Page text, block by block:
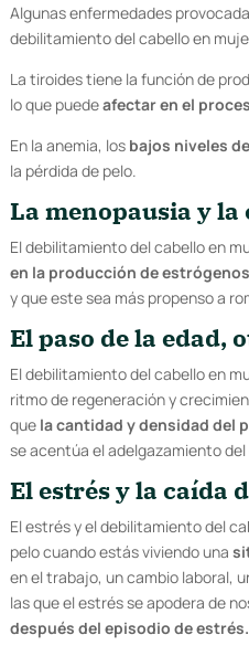
Algunas enfermedades
debilitamiento del cabello en
La tiroides tiene la función de
lo que puedeafectar en el
En la anemia, los bajos niveles
la pérdida de pelo.
La menopausia yla
El debilitamiento del cabello en
en la producción de
y que este sea más propenso a
El paso de la edad,
El debilitamiento del cabello en
ritmo de regeneración y
que la cantidad y densidad del
se acentúa el adelgazamiento
El estrés yla caída
El estrés y el debilitamiento del
pelo cuando estás viviendo una
en el trabajo, un cambio laboral,
las que el estrés se apodera de
después del episodio de estrés.